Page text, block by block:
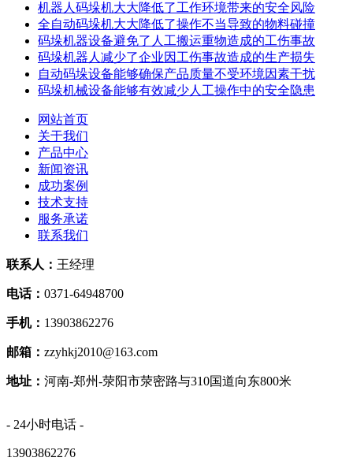
机器人码垛机大大降低了工作环境带来的安全风险
全自动码垛机大大降低了操作不当导致的物料碰撞
码垛机器设备避免了人工搬运重物造成的工伤事故
码垛机器人减少了企业因工伤事故造成的生产损失
自动码垛设备能够确保产品质量不受环境因素干扰
码垛机械设备能够有效减少人工操作中的安全隐患
网站首页
关于我们
产品中心
新闻资讯
成功案例
技术支持
服务承诺
联系我们
联系人： 王经理
电话： 0371-64948700
手机： 13903862276
邮箱： zzyhkj2010@163.com
地址： 河南-郑州-荥阳市荥密路与310国道向东800米
- 24小时电话 -
13903862276